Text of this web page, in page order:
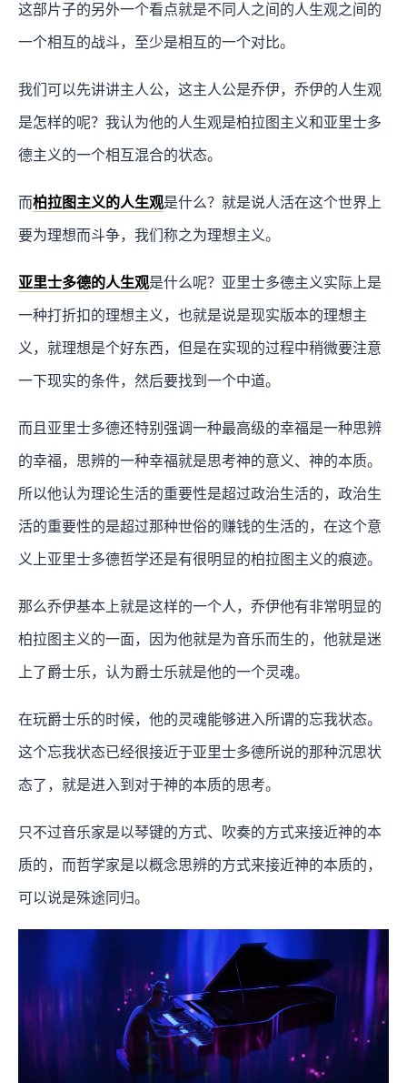
这部片子的另外一个看点就是不同人之间的人生观之间的
一个相互的战斗，至少是相互的一个对比。
我们可以先讲讲主人公，这主人公是乔伊，乔伊的人生观
是怎样的呢？我认为他的人生观是柏拉图主义和亚里士多
德主义的一个相互混合的状态。
而柏拉图主义的人生观是什么？就是说人活在这个世界上
要为理想而斗争，我们称之为理想主义。
亚里士多德的人生观是什么呢？亚里士多德主义实际上是
一种打折扣的理想主义，也就是说是现实版本的理想主
义，就理想是个好东西，但是在实现的过程中稍微要注意
一下现实的条件，然后要找到一个中道。
而且亚里士多德还特别强调一种最高级的幸福是一种思辨
的幸福，思辨的一种幸福就是思考神的意义、神的本质。
所以他认为理论生活的重要性是超过政治生活的，政治生
活的重要性的是超过那种世俗的赚钱的生活的，在这个意
义上亚里士多德哲学还是有很明显的柏拉图主义的痕迹。
那么乔伊基本上就是这样的一个人，乔伊他有非常明显的
柏拉图主义的一面，因为他就是为音乐而生的，他就是迷
上了爵士乐，认为爵士乐就是他的一个灵魂。
在玩爵士乐的时候，他的灵魂能够进入所谓的忘我状态。
这个忘我状态已经很接近于亚里士多德所说的那种沉思状
态了，就是进入到对于神的本质的思考。
只不过音乐家是以琴键的方式、吹奏的方式来接近神的本
质的，而哲学家是以概念思辨的方式来接近神的本质的，
可以说是殊途同归。